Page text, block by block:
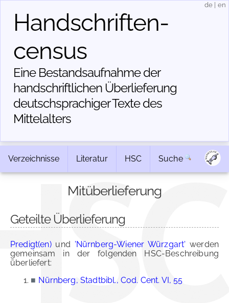
Handschriften­
census
Eine Bestandsaufnahme der
handschriftlichen Über­lieferung
deutschsprachiger Texte des
Mittelalters
de en
Verzeichnisse Literatur HSC Suche
Mitüberlieferung
Geteilte Überlieferung
Predigt(en)und 'Nürnberg-Wiener Würzgart' werden
gemeinsam in der folgenden HSC-Beschreibung
überliefert:
■ Nürnberg, Stadtbibl., Cod. Cent. VI, 55